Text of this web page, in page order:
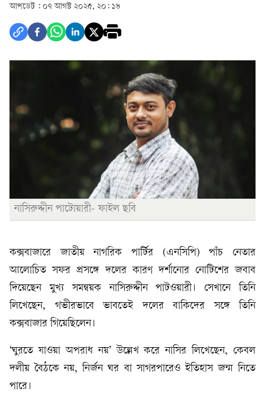
আপডেট : ০৭ আগস্ট ২০২৫, ২০: ১৮
নাসিরুদ্দীন পাটোয়ারী- ফাইল ছবি
কক্সবাজারে জাতীয় নাগরিক পার্টির (এনসিপি) পাঁচ নেতার
আলোচিত সফর প্রসঙ্গে দলের কারণ দর্শানোর নোটিশের জবাব
দিয়েছেন মুখ্য সমন্বয়ক নাসিরুদ্দীন পাটওয়ারী। সেখানে তিনি
লিখেছেন, গভীরভাবে ভাবতেই দলের বাকিদের সঙ্গে তিনি
কক্সবাজার গিয়েছিলেন।
‘ঘুরতে যাওয়া অপরাধ নয়’ উল্লেখ করে নাসির লিখেছেন, কেবল
দলীয় বৈঠকে নয়, নির্জন ঘর বা সাগরপারেও ইতিহাস জন্ম নিতে
পারে।